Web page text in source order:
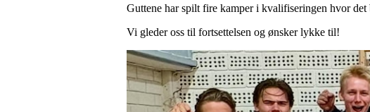
Guttene har spilt fire kamper i kvalifiseringen hvor det
Vi gleder oss til fortsettelsen og ønsker lykke til!